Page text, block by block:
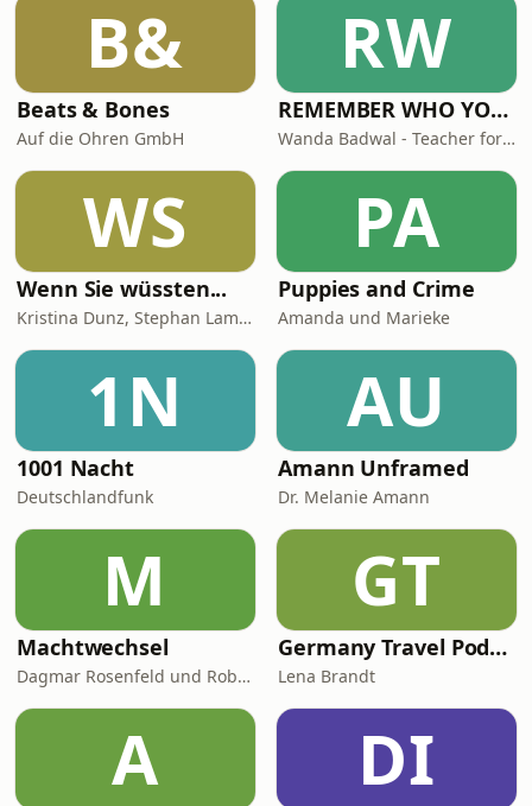
B&
Beats & Bones
Auf die Ohren GmbH
RW
REMEMBER WHO YOU ARE - Wanda Badwal
Wanda Badwal - Teacher for Yoga & Meditation, Author, Speaker
WS
Wenn Sie wüssten...
Kristina Dunz, Stephan Lamby und Eva Quadbeck
PA
Puppies and Crime
Amanda und Marieke
1N
1001 Nacht
Deutschlandfunk
AU
Amann Unframed
Dr. Melanie Amann
M
Machtwechsel
Dagmar Rosenfeld und Robin Alexander
GT
Germany Travel Podcast with Lena Brandt
Lena Brandt
A DI